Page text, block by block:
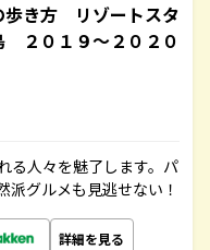
き方 リゾートスタ
２０１９～２０２０
る人々を魅了します。パ
派グルメも見逃せない！
詳細を見る